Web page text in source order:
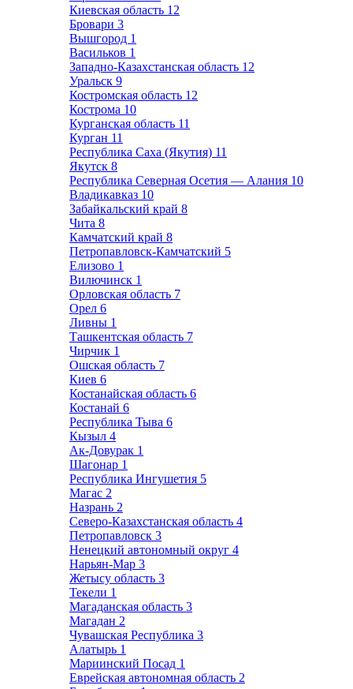
Киевская область 12
Бровари 3
Вышгород 1
Васильков 1
Западно-Казахстанская область 12
Уральск 9
Костромская область 12
Кострома 10
Курганская область 11
Курган 11
Республика Саха (Якутия) 11
Якутск 8
Республика Северная Осетия — Алания 10
Владикавказ 10
Забайкальский край 8
Чита 8
Камчатский край 8
Петропавловск-Камчатский 5
Елизово 1
Вилючинск 1
Орловская область 7
Орел 6
Ливны 1
Ташкентская область 7
Чирчик 1
Ошская область 7
Киев 6
Костанайская область 6
Костанай 6
Республика Тыва 6
Кызыл 4
Ак-Довурак 1
Шагонар 1
Республика Ингушетия 5
Магас 2
Назрань 2
Северо-Казахстанская область 4
Петропавловск 3
Ненецкий автономный округ 4
Нарьян-Мар 3
Жетысу область 3
Текели 1
Магаданская область 3
Магадан 2
Чувашская Республика 3
Алатырь 1
Мариинский Посад 1
Еврейская автономная область 2